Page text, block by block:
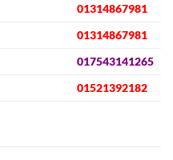
01314867981
01314867981
017543141265
01521392182